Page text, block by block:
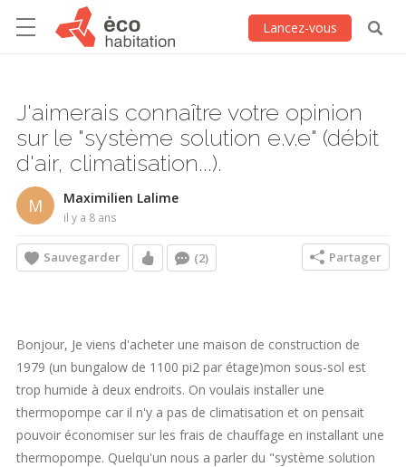
Lancez-vous
J'aimerais connaître votre opinion
sur le "système solution e.v.e" (débit
d'air, climatisation...).
M Maximilien Lalime
il y a 8 ans
Sauvegarder (2) Partager
Bonjour, Je viens d'acheter une maison de construction de
1979 (un bungalow de 1100 pi2 par étage)mon sous-sol est
trop humide à deux endroits. On voulais installer une
thermopompe car il n'y a pas de climatisation et on pensait
pouvoir économiser sur les frais de chauffage en installant une
thermopompe. Quelqu'un nous a parler du "système solution